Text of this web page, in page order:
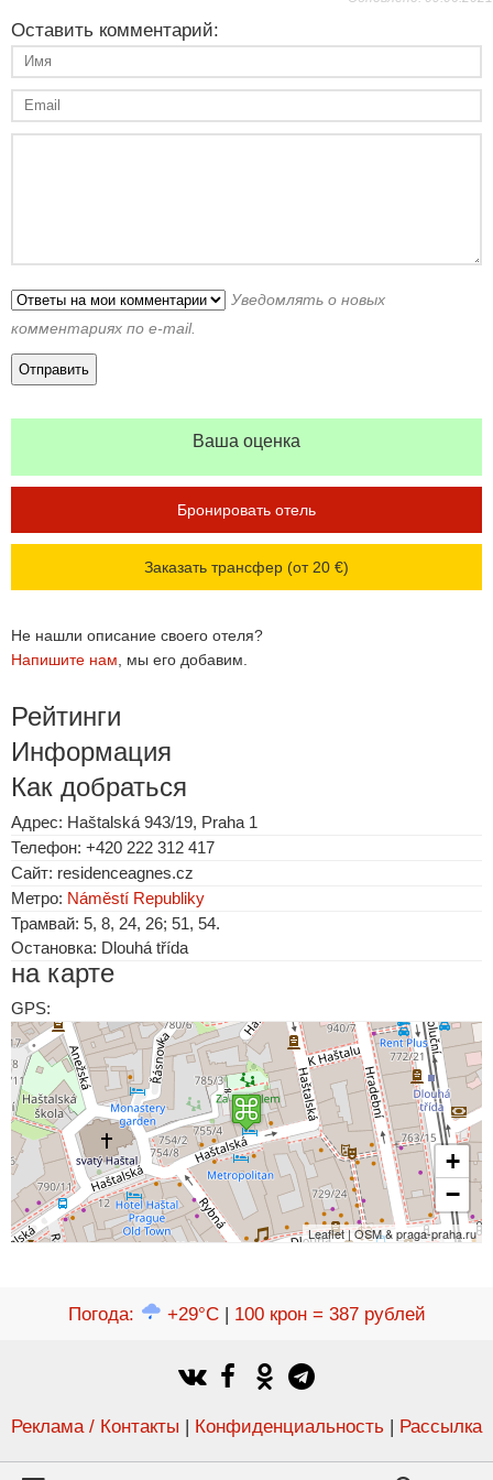
Оставить комментарий:
Уведомлять о новых
комментариях по e-mail.
Ваша оценка
Бронировать отель
Заказать трансфер (от 20 €)
Не нашли описание своего отеля?
Напишите нам , мы его добавим.
Рейтинги
Информация
Как добраться
Адрес: Haštalská 943/19, Praha 1
Телефон: +420 222 312 417
Сайт: residenceagnes.cz
Метро: Náměstí Republiky
Трамвай: 5, 8, 24, 26; 51, 54.
Остановка: Dlouhá třída
на карте
GPS:
+
−
Leaflet | OSM & praga-praha.ru
Погода: +29°C| 100 крон = 387 рублей
Реклама / Контакты | Конфиденциальность | Рассылка